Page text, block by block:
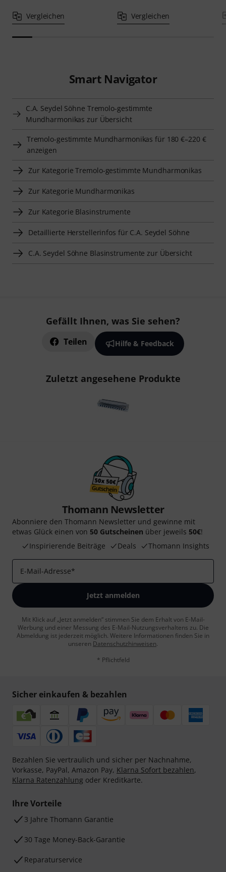
Vergleichen Vergleichen
Smart Navigator
C.A. Seydel Söhne Tremolo-gestimmte
Mundharmonikas zur Übersicht
Tremolo-gestimmte Mundharmonikas für 180 €–220 €
anzeigen
Zur Kategorie Tremolo-gestimmte Mundharmonikas
Zur Kategorie Mundharmonikas
Zur Kategorie Blasinstrumente
Detaillierte Herstellerinfos für C.A. Seydel Söhne
C.A. Seydel Söhne Blasinstrumente zur Übersicht
Gefällt Ihnen, was Sie sehen?
Teilen Hilfe & Feedback
Zuletzt angesehene Produkte
Thomann Newsletter
Abonniere den Thomann Newsletter und gewinne mit
etwas Glück einen von 50 Gutscheinen über jeweils 50€!
Inspirierende Beiträge
Deals Thomann Insights
E-Mail-Adresse*
Jetzt anmelden
Mit Klick auf „Jetzt anmelden“ stimmen Sie dem Erhalt von E-Mail-
Werbung und einer Messung des E-Mail-Nutzungsverhaltens zu. Die
Abmeldung ist jederzeit möglich. Weitere Informationen finden Sie in
unseren Datenschutzhinweisen.
* Pflichtfeld
Sicher einkaufen & bezahlen
Bezahlen Sie vertraulich und sicher per Nachnahme,
Vorkasse, PayPal, Amazon Pay, Klarna Sofort bezahlen,
Klarna Ratenzahlung oder Kreditkarte.
Ihre Vorteile
3 Jahre Thomann Garantie
30 Tage Money-Back-Garantie
Reparaturservice